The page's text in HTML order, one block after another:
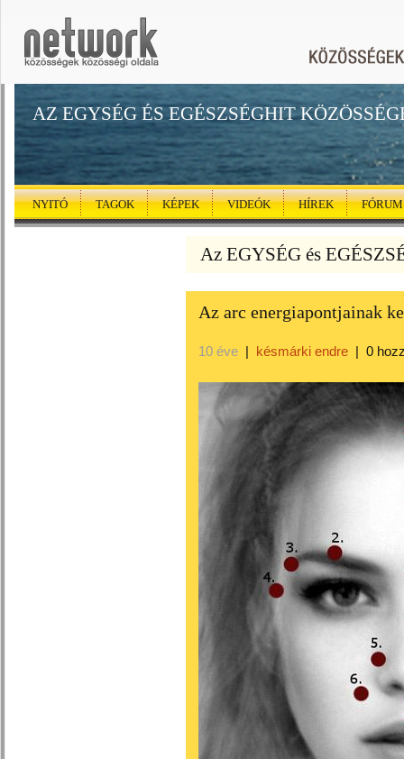
AZ EGYSÉG ÉS EGÉSZSÉGHIT
NYITÓ TAGOK KÉPEK VIDEÓK HÍREK FÓRUM
Az EGYSÉG és
Az arc energiapontjainak
10 éve | késmárki endre | 0